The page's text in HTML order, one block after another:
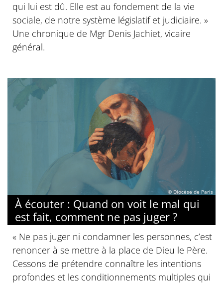
qui lui est dû. Elle est au fondement de la vie
sociale, de notre système législatif et judiciaire. »
Une chronique de Mgr Denis Jachiet, vicaire
général.
© Diocèse de Paris
À écouter : Quand on voit le mal qui
est fait, comment ne pas juger ?
« Ne pas juger ni condamner les personnes, c’est
renoncer à se mettre à la place de Dieu le Père.
Cessons de prétendre connaître les intentions
profondes et les conditionnements multiples qui